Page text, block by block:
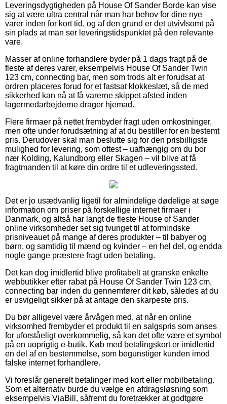
Leveringsdygtigheden på House Of Sander Borde kan vise
sig at være ultra central når man har behov for dine nye
varer inden for kort tid, og af den grund er det utvivlsomt på
sin plads at man ser leveringstidspunktet på den relevante
vare.
Masser af online forhandlere byder på 1 dags fragt på de
fleste af deres varer, eksempelvis House Of Sander Twin
123 cm, connecting bar, men som trods alt er forudsat at
ordren placeres forud for et fastsat klokkeslæt, så de med
sikkerhed kan nå at få varerne skippet afsted inden
lagermedarbejderne drager hjemad.
Flere firmaer på nettet frembyder fragt uden omkostninger,
men ofte under forudsætning af at du bestiller for en bestemt
pris. Derudover skal man beslutte sig for den prisbilligste
mulighed for levering, som oftest – uafhængig om du bor
nær Kolding, Kalundborg eller Skagen – vil blive at få
fragtmanden til at køre din ordre til et udleveringssted.
Det er jo usædvanlig ligetil for almindelige dødelige at søge
information om priser på forskellige internet firmaer i
Danmark, og altså har langt de fleste House of Sander
online virksomheder set sig tvunget til at formindske
prisniveauet på mange af deres produkter – til babyer og
børn, og samtidig til mænd og kvinder – en hel del, og endda
nogle gange præstere fragt uden betaling.
Det kan dog imidlertid blive profitabelt at granske enkelte
webbutikker efter rabat på House Of Sander Twin 123 cm,
connecting bar inden du gennemfører dit køb, således at du
er usvigeligt sikker på at antage den skarpeste pris.
Du bør alligevel være årvågen med, at når en online
virksomhed frembyder et produkt til en salgspris som anses
for uforståeligt overkommelig, så kan det ofte være et symbol
på en uoprigtig e-butik. Køb med betalingskort er imidlertid
en del af en bestemmelse, som begunstiger kunden imod
falske internet forhandlere.
Vi foreslår generelt betalinger med kort eller mobilbetaling.
Som et alternativ burde du vælge en afdragsløsning som
eksempelvis ViaBill, såfremt du foretrækker at godtgøre